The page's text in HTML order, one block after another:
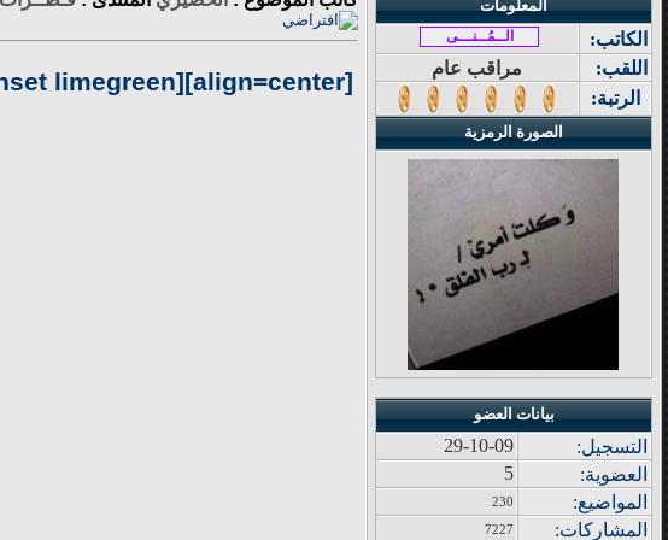
المعلومات
الكاتب: الــمُــنـــى
اللقب:
مراقب عام
الرتبة:
الصورة الرمزية
بيانات العضو
التسجيل:
29-10-09
العضوية:
5
المواضيع:
230
المشاركات:
7227
[align=center][tabletext="width
limegreen;"][cell="filter:;"]